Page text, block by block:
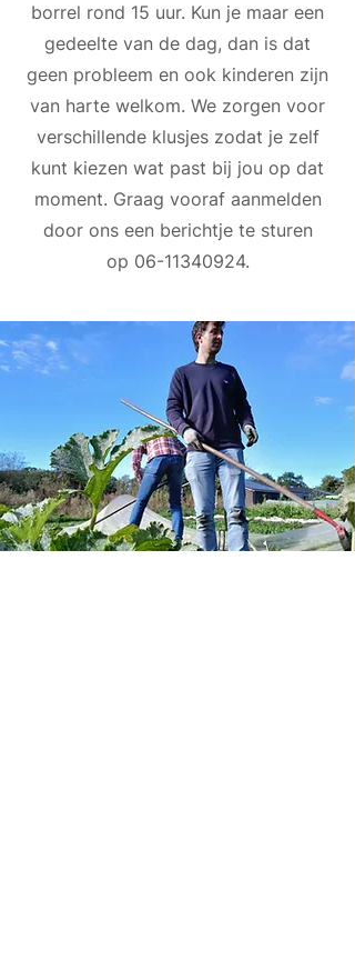
borrel rond 15 uur. Kun je maar een
gedeelte van de dag, dan is dat
geen probleem en ook kinderen zijn
van harte welkom. We zorgen voor
verschillende klusjes zodat je zelf
kunt kiezen wat past bij jou op dat
moment. Graag vooraf aanmelden
door ons een berichtje te sturen
op 06-11340924.